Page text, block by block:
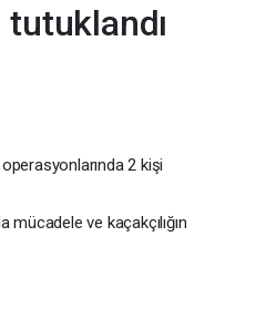
2 kişi
ve kaçakçılığın